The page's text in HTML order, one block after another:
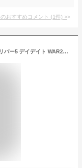
おすすめコメント (1件) >
タグ・ホイヤー TAG HEUER カレラ キャリバー5 デイデイト WAR201A.BA0723 新品 時計 メンズ